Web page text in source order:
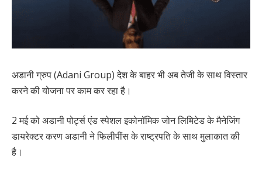
अडानी ग्रुप (Adani Group) देश के बाहर भी अब तेजी के साथ विस्तार
करने की योजना पर काम कर रहा है।
2 मई को अडानी पोर्ट्स एंड स्पेशल इकोनॉमिक जोन लिमिटेड के मैनेजिंग
डायरेक्टर करण अडानी ने फिलीपींस के राष्ट्रपति के साथ मुलाकात की
है।